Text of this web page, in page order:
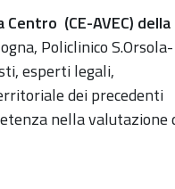
(CE-AVEC) della
Policlinico S.Orsola-
esperti legali,
dei precedenti
nella valutazione